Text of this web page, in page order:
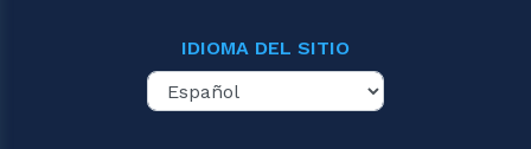
IDIOMA DEL SITIO